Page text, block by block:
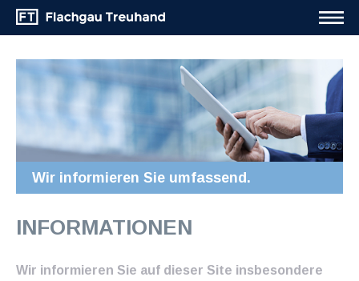
Wir informieren Sie umfassend.
INFORMATIONEN
Wir informieren Sie auf dieser Site insbesondere